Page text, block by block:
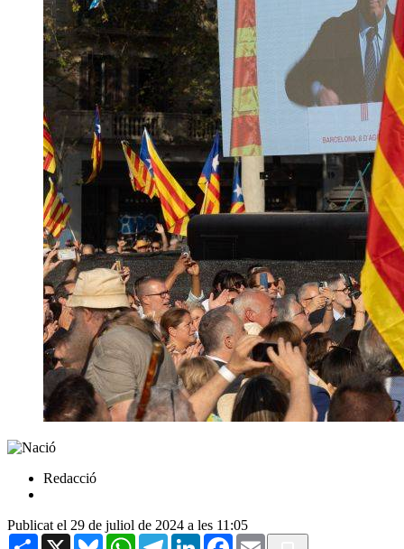
Redacció
Publicat el 29 de juliol de 2024 a les 11:05
Share X BlueskyWhatsAppTelegramLinkedInFacebook
Email